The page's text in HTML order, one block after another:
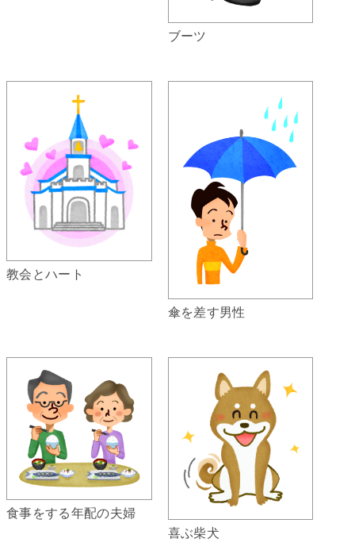
ブーツ
教会とハート
傘を差す男性
食事をする年配の夫婦
喜ぶ柴犬